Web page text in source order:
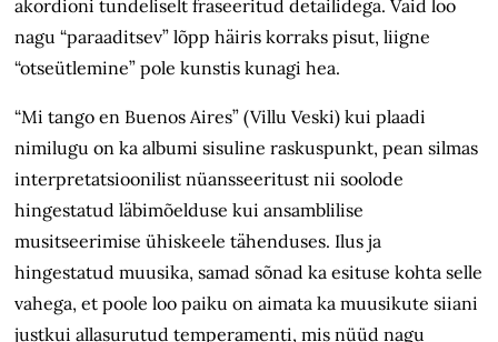
akordioni tundeliselt fraseeritud detailidega. Vaid loo
nagu “paraaditsev” lõpp häiris korraks pisut, liigne
“otseütlemine” pole kunstis kunagi hea.
“Mi tango en Buenos Aires” (Villu Veski) kui plaadi
nimilugu on ka albumi sisuline raskuspunkt, pean silmas
interpretatsioonilist nüansseeritust nii soolode
hingestatud läbimõelduse kui ansamblilise
musitseerimise ühiskeele tähenduses. Ilus ja
hingestatud muusika, samad sõnad ka esituse kohta selle
vahega, et poole loo paiku on aimata ka muusikute siiani
justkui allasurutud temperamenti, mis nüüd nagu